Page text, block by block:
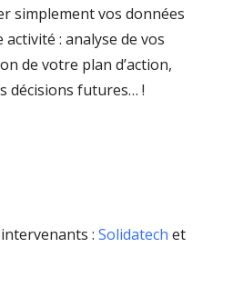
simplement vos données
: analyse de vos
de votre plan d’action,
décisions futures… !
: Solidatech et